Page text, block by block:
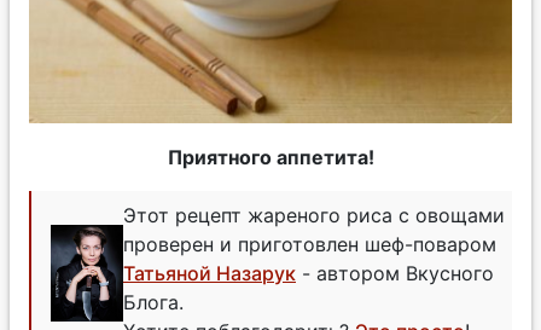
Приятного аппетита!
Этот рецепт жареного риса с овощами
проверен и приготовлен шеф-поваром
Татьяной Назарук - автором Вкусного
Блога.